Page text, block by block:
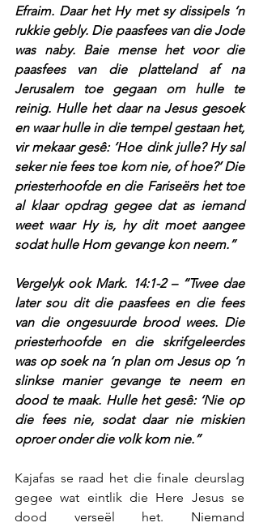
Efraim. Daar het Hy met sy dissipels ‘n
rukkie gebly. Die paasfees van die Jode
was naby. Baie mense het voor die
paasfees van die platteland af na
Jerusalem toe gegaan om hulle te
reinig. Hulle het daar na Jesus gesoek
en waar hulle in die tempel gestaan het,
vir mekaar gesê: ‘Hoe dink julle? Hy sal
seker nie fees toe kom nie, of hoe?’ Die
priesterhoofde en die Fariseërs het toe
al klaar opdrag gegee dat as iemand
weet waar Hy is, hy dit moet aangee
sodat hulle Hom gevange kon neem.”
Vergelyk ook Mark. 14:1-2 – “Twee dae
later sou dit die paasfees en die fees
van die ongesuurde brood wees. Die
priesterhoofde en die skrifgeleerdes
was op soek na ‘n plan om Jesus op ‘n
slinkse manier gevange te neem en
dood te maak. Hulle het gesê: ‘Nie op
die fees nie, sodat daar nie miskien
oproer onder die volk kom nie.”
Kajafas se raad het die finale deurslag
gegee wat eintlik die Here Jesus se
dood verseël het. Niemand